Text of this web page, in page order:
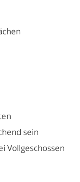
sein
Vollgeschossen